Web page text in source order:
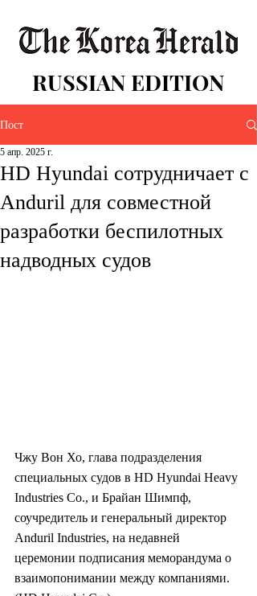
RUSSIAN EDITION
Пост
HD Hyundai сотрудничает с
Anduril для совместной
разработки беспилотных
надводных судов
5 апр. 2025 г.
Чжу Вон Хо, глава подразделения
специальных судов в HD Hyundai Heavy
Industries Co., и Брайан Шимпф,
соучредитель и генеральный директор
Anduril Industries, на недавней
церемонии подписания меморандума о
взаимопонимании между компаниями.